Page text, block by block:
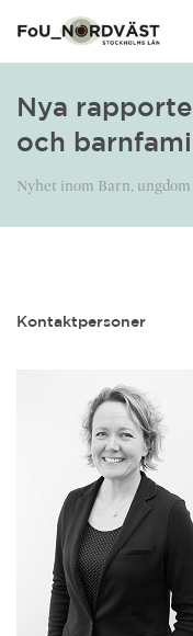
Nya
och
Nyhet inom Barn,
Kontaktpersoner